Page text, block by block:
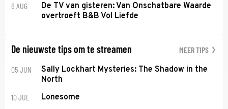
6 AUG
De TV van gisteren: Van Onschatbare Waarde
overtroeft B&B Vol Liefde
De nieuwste tips om te streamen MEER TIPS
05 JUN
Sally Lockhart Mysteries: The Shadow in the
North
10 JUL Lonesome